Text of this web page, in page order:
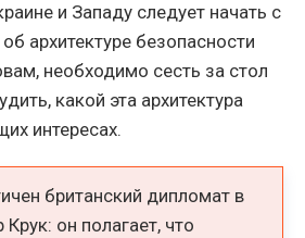
и Западу следует начать с
архитектуре безопасности
необходимо сесть за стол
какой эта архитектура
интересах.
британский дипломат в
Крук: он полагает, что